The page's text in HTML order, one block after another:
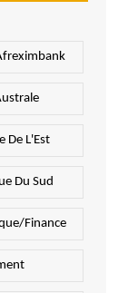
De L'Est
Du Sud
Finance